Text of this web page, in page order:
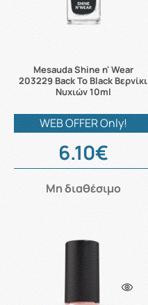
Mesauda Shine n' Wear
203229 Back To Black Βερνίκι
Νυχιών 10ml
WEB OFFER Only!
6.10€
Μη διαθέσιμο